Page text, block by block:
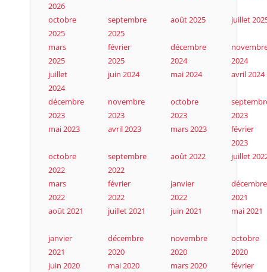
2026
octobre
2025
septembre
2025
août 2025 juillet
mars
2025
février
2025
décembre
2024
2024
juillet
2024
juin 2024 mai 2024 avril 2024
décembre
2023
novembre
2023
octobre
2023
2023
mai 2023
avril 2023 mars 2023
février
2023
octobre
2022
septembre
2022
août 2022 juillet
mars
2022
février
2022
janvier
2022
décembre
2021
août 2021
juillet 2021 juin 2021 mai 2021
janvier
2021
décembre
2020
novembre
2020
octobre
2020
juin 2020
mai 2020 mars 2020
février